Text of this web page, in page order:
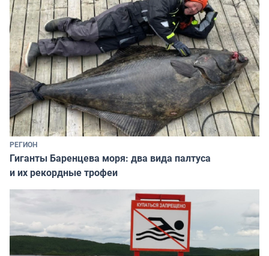
РЕГИОН
Гиганты Баренцева моря: два вида палтуса
и их рекордные трофеи